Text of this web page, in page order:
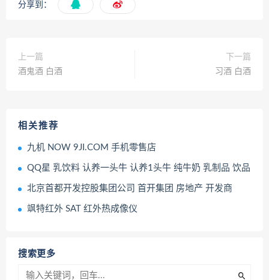
分享到：
上一篇
酒鬼酒 白酒
下一篇
习酒 白酒
相关推荐
九机 NOW 9JI.COM 手机零售店
QQ星 乳饮料 认养一头牛 认养1头牛 纯牛奶 乳制品 饮品
北京首都开发控股集团公司 首开集团 房地产 开发商
飒特红外 SAT 红外热成像仪
搜索更多